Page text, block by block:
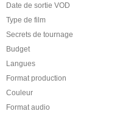
Date de sortie VOD
Type de film
Secrets de tournage
Budget
Langues
Format production
Couleur
Format audio